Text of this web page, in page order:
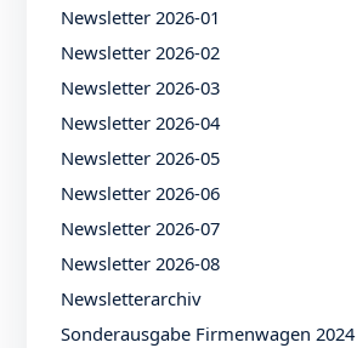
Newsletter 2026-01
Newsletter 2026-02
Newsletter 2026-03
Newsletter 2026-04
Newsletter 2026-05
Newsletter 2026-06
Newsletter 2026-07
Newsletter 2026-08
Newsletterarchiv
Sonderausgabe Firmenwagen 2024